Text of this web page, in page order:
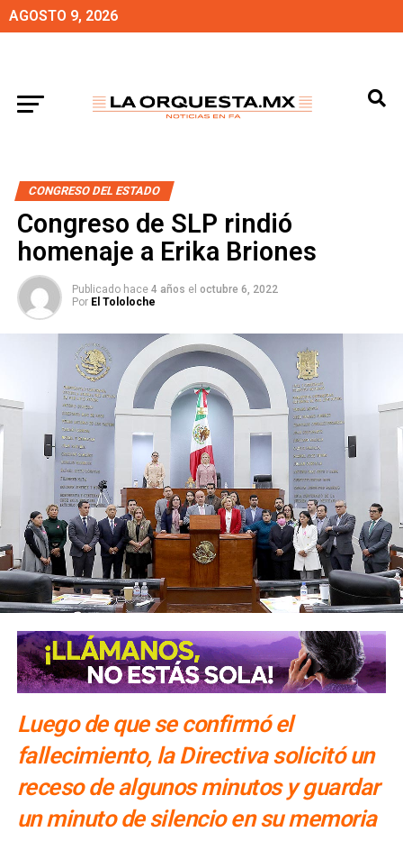
AGOSTO 9, 2026
CONGRESO DEL ESTADO
Congreso de SLP rindió
homenaje a Erika Briones
Publicado hace 4 años el octubre 6, 2022
Por El Tololoche
Luego de que se confirmó el
fallecimiento, la Directiva solicitó un
receso de algunos minutos y guardar
un minuto de silencio en su memoria